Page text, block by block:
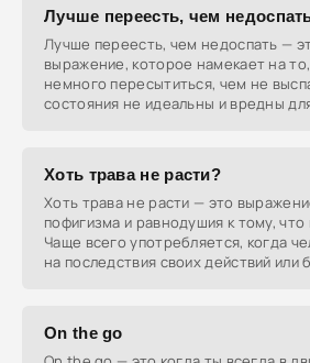
Лучше переесть, чем
Лучше переесть, чем недоспать —
выражение, которое намекает на
немного пересытиться, чем не
состояния не идеальны и вредны
Хоть трава не расти?
Хоть трава не расти — это
пофигизма и равнодушия к тому, что
Чаще всего употребляется, когда
на последствия своих действий или
On the go